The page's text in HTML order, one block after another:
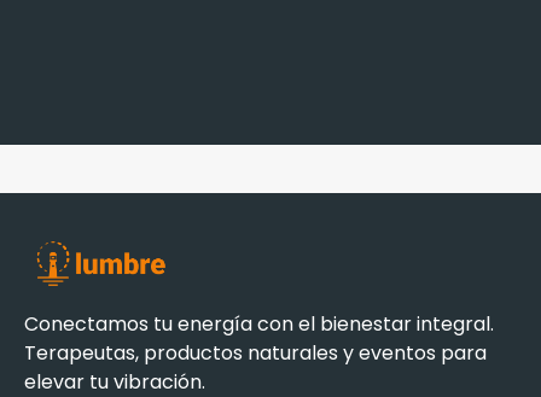
Conectamos tu energía con el bienestar integral.
Terapeutas, productos naturales y eventos para
elevar tu vibración.